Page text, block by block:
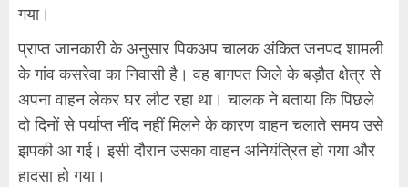
गया।
प्राप्त जानकारी के अनुसार पिकअप चालक अंकित जनपद शामली
के गांव कसरेवा का निवासी है। वह बागपत जिले के बड़ौत क्षेत्र से
अपना वाहन लेकर घर लौट रहा था। चालक ने बताया कि पिछले
दो दिनों से पर्याप्त नींद नहीं मिलने के कारण वाहन चलाते समय उसे
झपकी आ गई। इसी दौरान उसका वाहन अनियंत्रित हो गया और
हादसा हो गया।